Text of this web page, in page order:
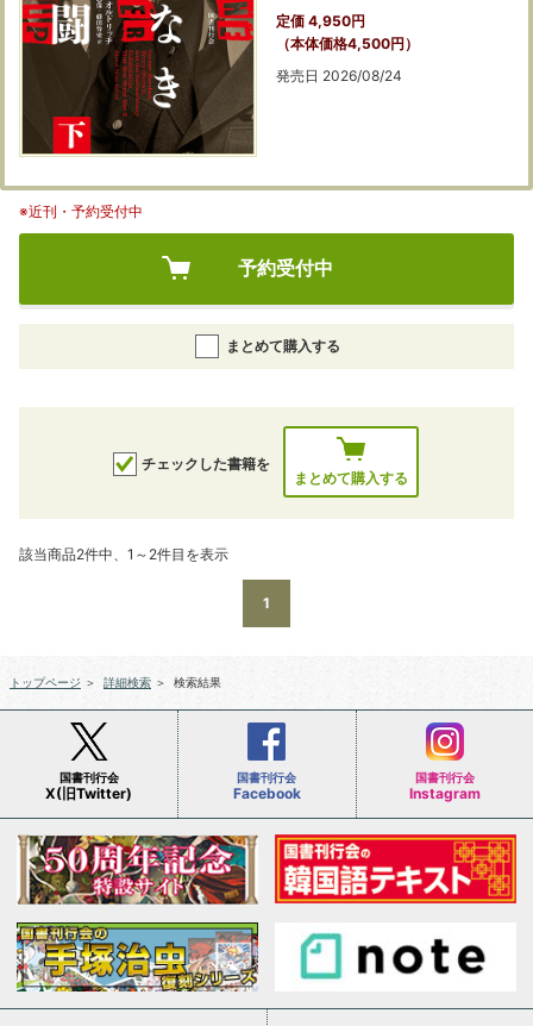
定価 4,950円
（本体価格4,500円）
発売日 2026/08/24
※近刊・予約受付中
予約受付中
まとめて購入する
チェックした書籍を
まとめて購入する
該当商品2件中、1～2件目を表示
1
トップページ ＞ 詳細検索 ＞ 検索結果
国書刊行会
X(旧Twitter)
国書刊行会
Facebook
国書刊行会
Instagram
会社案内